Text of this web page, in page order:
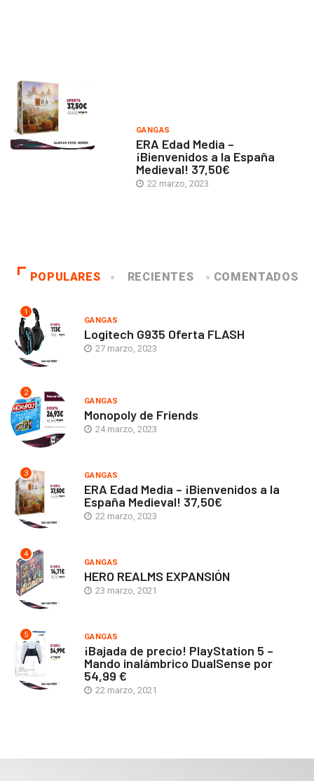
GANGAS
ERA Edad Media –
¡Bienvenidos a la España
Medieval! 37,50€
22 marzo, 2023
POPULARES RECIENTES COMENTADOS
1
GANGAS
Logitech G935 Oferta FLASH
27 marzo, 2023
2
GANGAS
Monopoly de Friends
24 marzo, 2023
3 GANGAS
ERA Edad Media – ¡Bienvenidos a la
España Medieval! 37,50€
22 marzo, 2023
4
GANGAS
HERO REALMS EXPANSIÓN
23 marzo, 2021
5 GANGAS
¡Bajada de precio! PlayStation 5 –
Mando inalámbrico DualSense por
54,99 €
22 marzo, 2021